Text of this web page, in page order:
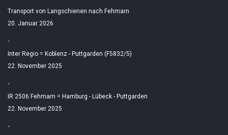
Transport von Langschienen nach Fehmarn
20. Januar 2026
Inter Regio = Koblenz - Puttgarden (F5832/5)
22. November 2025
IR 2506 Fehmarn = Hamburg - Lübeck - Puttgarden
22. November 2025